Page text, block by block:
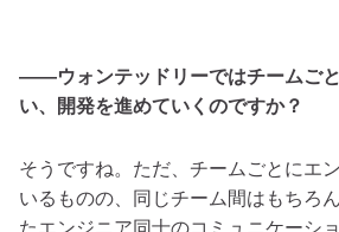
――ウォンテッドリーではチームご
い、開発を進めていくのですか？
そうですね。ただ、チームごとにエ
いるものの、同じチーム間はもちろ
たエンジニア同士のコミュニケーシ